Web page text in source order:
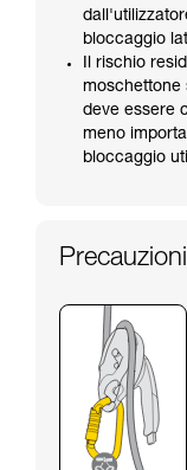
bloccaggio
Il rischio
moschettone
deve essere
meno
bloccaggio